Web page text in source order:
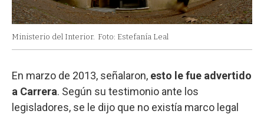
Ministerio del Interior. Foto: Estefanía Leal
En marzo de 2013, señalaron, esto le fue advertido
a Carrera. Según su testimonio ante los
legisladores, se le dijo que no existía marco legal